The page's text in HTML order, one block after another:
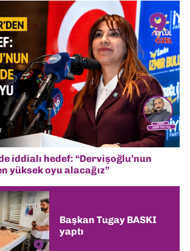
iddialı hedef: “Dervişoğlu’nun
yüksek oyu alacağız”
Başkan Tugay BASKI
yaptı